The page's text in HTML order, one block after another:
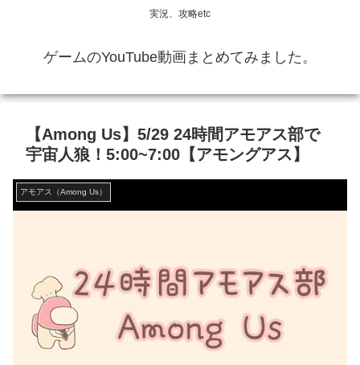
実況、攻略etc
ゲームのYouTube動画まとめてみました。
【Among Us】5/29 24時間アモアス部で
宇宙人狼！5:00~7:00【アモングアス】
アモアス（Among Us）